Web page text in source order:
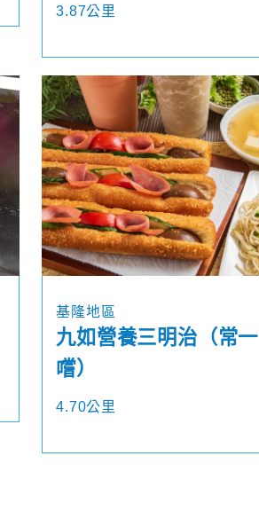
3.87公里
基隆地區
九如營養三明治（常一
嚐）
4.70公里